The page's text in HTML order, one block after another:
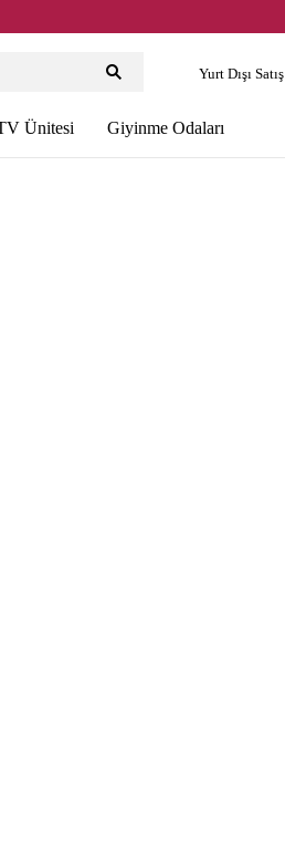
Yurt Dışı Satış
Ünitesi Giyinme Odaları